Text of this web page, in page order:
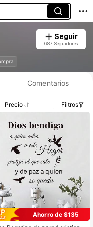
Seguir
687 Seguidores
Comentarios
Precio Filtros
Ahorro de $135